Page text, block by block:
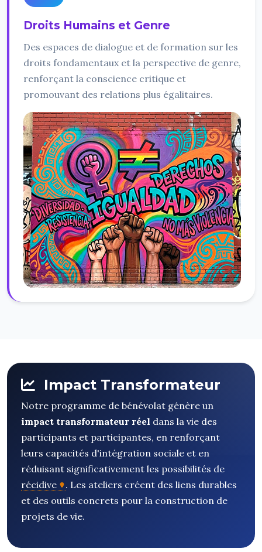
Droits Humains et Genre
Des espaces de dialogue et de formation sur les
droits fondamentaux et la perspective de genre,
renforçant la conscience critique et
promouvant des relations plus égalitaires.
Impact Transformateur
Notre programme de bénévolat génère un
impact transformateur réel dans la vie des
participants et participantes, en renforçant
leurs capacités d'intégration sociale et en
réduisant significativement les possibilités de
récidive
. Les ateliers créent des liens durables
et des outils concrets pour la construction de
projets de vie.